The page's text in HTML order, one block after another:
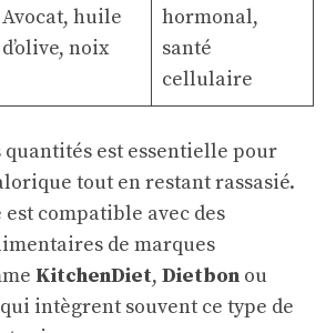
Avocat, huile
d’olive, noix
hormonal,
santé
cellulaire
quantités est essentielle pour
tout en restant rassasié.
compatible avec des
de marques
KitchenDiet, Dietbon ou
qui intègrent souvent ce type de